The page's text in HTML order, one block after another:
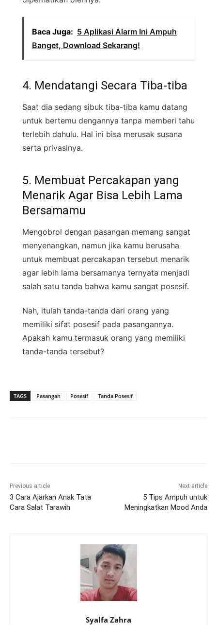
Baca Juga: 5 Aplikasi Alarm Ini Ampuh
Banget, Download Sekarang!
4. Mendatangi Secara Tiba-tiba
Saat dia sedang sibuk tiba-tiba kamu datang
untuk bertemu dengannya tanpa memberi tahu
terlebih dahulu. Hal ini bisa merusak susana
serta privasinya.
5. Membuat Percakapan yang
Menarik Agar Bisa Lebih Lama
Bersamamu
Mengobrol dengan pasangan memang sangat
menyenangkan, namun jika kamu berusaha
untuk membuat percakapan tersebut menarik
agar lebih lama bersamanya ternyata menjadi
salah satu tanda bahwa kamu sangat posesif.
Nah, itulah tanda-tanda dari orang yang
memiliki sifat posesif pada pasangannya.
Apakah kamu termasuk orang yang memiliki
tanda-tanda tersebut?
TAGS Pasangan Posesif Tanda Posesif
Previous article
3 Cara Ajarkan Anak Tata
Cara Salat Tarawih
Next article
5 Tips Ampuh untuk
Meningkatkan Mood Anda
Syalfa Zahra